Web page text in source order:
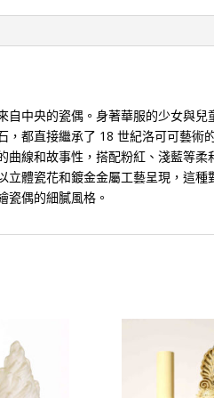
自中央的瓷偶。身著華服的少女與
，都直接繼承了 18 世紀洛可可藝
曲線和故事性，搭配粉紅、淺藍等
立體瓷花和鍍金金屬工藝呈現，這
瓷偶的細膩風格。